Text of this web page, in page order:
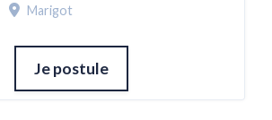
Marigot
Je postule